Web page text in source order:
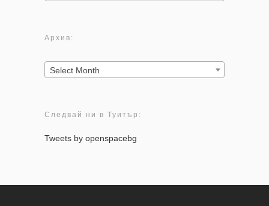
Архив:
Архив:
Select Month
Следвай ни в Туитър:
Tweets by openspacebg